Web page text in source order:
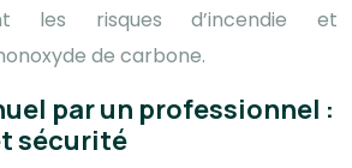
les risques d’incendie et
de carbone.
par un professionnel :
sécurité